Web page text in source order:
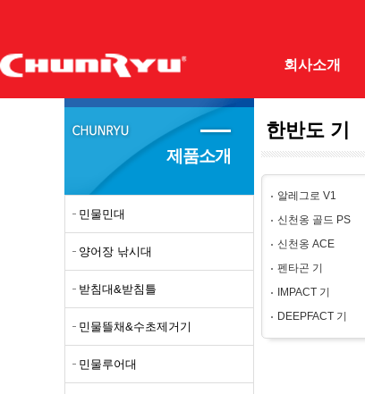
회사소개
(주)천류
회사개요
조직도
필드테스터
자료실
한반도 기
알레그로 V1
신천옹 골드 PS
신천옹 ACE
펜타곤 기
IMPACT 기
DEEPFACT 기
제품소개
민물민대
양어장 낚시대
받침대&받침틀
민물뜰채&수초제거기
민물루어대